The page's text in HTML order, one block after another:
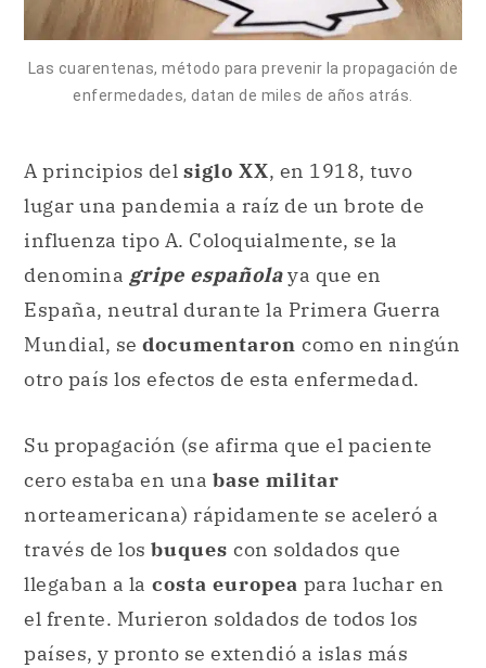
Las cuarentenas, método para prevenir la propagación de
enfermedades, datan de miles de años atrás.
A principios del siglo XX, en 1918, tuvo
lugar una pandemia a raíz de un brote de
influenza tipo A. Coloquialmente, se la
denomina gripe españolaya que en
España, neutral durante la Primera Guerra
Mundial, se documentaron como en ningún
otro país los efectos de esta enfermedad.
Su propagación (se afirma que el paciente
cero estaba en una base militar
norteamericana) rápidamente se aceleró a
través de los buques con soldados que
llegaban a la costa europea para luchar en
el frente. Murieron soldados de todos los
países, y pronto se extendió a islas más